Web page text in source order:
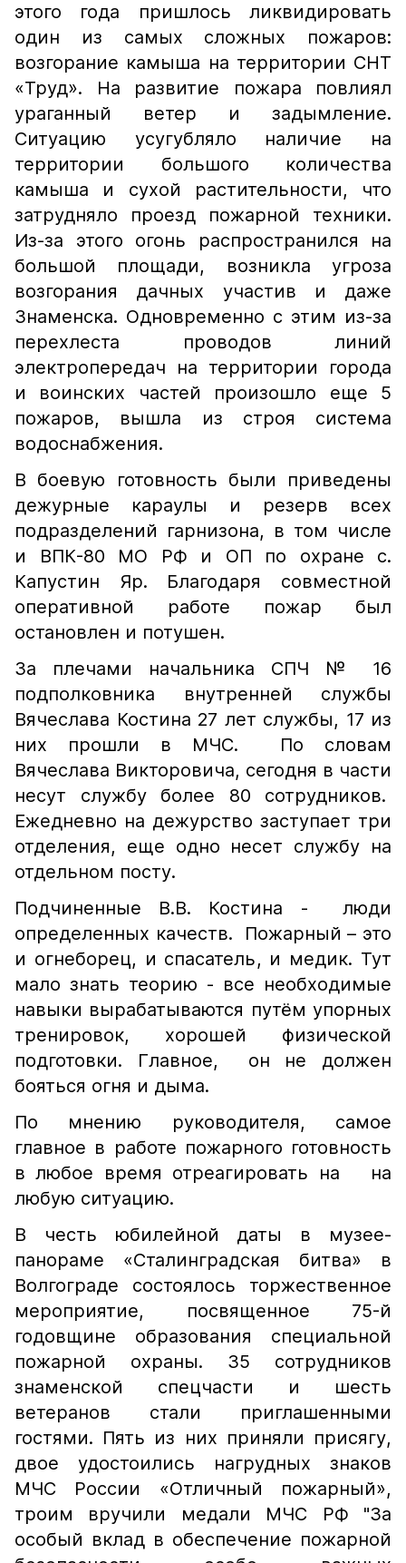
этого года пришлось ликвидировать
один из самых сложных пожаров:
возгорание камыша на территории СНТ
«Труд». На развитие пожара повлиял
ураганный ветер и задымление.
Ситуацию усугубляло наличие на
территории большого количества
камыша и сухой растительности, что
затрудняло проезд пожарной техники.
Из-за этого огонь распространился на
большой площади, возникла угроза
возгорания дачных участив и даже
Знаменска. Одновременно с этим из-за
перехлеста проводов линий
электропередач на территории города
и воинских частей произошло еще 5
пожаров, вышла из строя система
водоснабжения.
В боевую готовность были приведены
дежурные караулы и резерв всех
подразделений гарнизона, в том числе
и ВПК-80 МО РФ и ОП по охране с.
Капустин Яр. Благодаря совместной
оперативной работе пожар был
остановлен и потушен.
За плечами начальника СПЧ № 16
подполковника внутренней службы
Вячеслава Костина 27 лет службы, 17 из
них прошли в МЧС. По словам
Вячеслава Викторовича, сегодня в части
несут службу более 80 сотрудников.
Ежедневно на дежурство заступает три
отделения, еще одно несет службу на
отдельном посту.
Подчиненные В.В. Костина - люди
определенных качеств. Пожарный – это
и огнеборец, и спасатель, и медик. Тут
мало знать теорию - все необходимые
навыки вырабатываются путём упорных
тренировок, хорошей физической
подготовки. Главное, он не должен
бояться огня и дыма.
По мнению руководителя, самое
главное в работе пожарного готовность
в любое время отреагировать на на
любую ситуацию.
В честь юбилейной даты в музее-
панораме «Сталинградская битва» в
Волгограде состоялось торжественное
мероприятие, посвященное 75-й
годовщине образования специальной
пожарной охраны. 35 сотрудников
знаменской спецчасти и шесть
ветеранов стали приглашенными
гостями. Пять из них приняли присягу,
двое удостоились нагрудных знаков
МЧС России «Отличный пожарный»,
троим вручили медали МЧС РФ "За
особый вклад в обеспечение пожарной